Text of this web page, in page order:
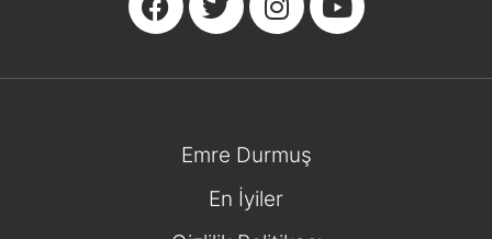
Emre Durmuş
En İyiler